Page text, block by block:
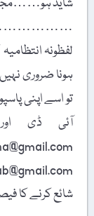
لفظونہ
ہونا ضروری
تو اسے اپنی
آئی ڈی
شائع کرنے کا